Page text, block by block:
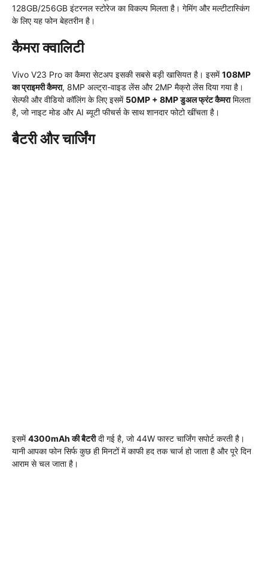
128GB/256GB इंटरनल स्टोरेज का विकल्प मिलता है। गेमिंग और मल्टीटास्किंग
के लिए यह फोन बेहतरीन है।
कैमरा क्वालिटी
Vivo V23 Pro का कैमरा सेटअप इसकी सबसे बड़ी खासियत है। इसमें108MP
का प्राइमरी कैमरा, 8MP अल्ट्रा-वाइड लेंस और 2MP मैक्रो लेंस दिया गया है।
सेल्फी और वीडियो कॉलिंग के लिए इसमें 50MP + 8MP डुअल फ्रंट कैमरामिलता
है, जो नाइट मोड और AI ब्यूटी फीचर्स के साथ शानदार फोटो खींचता है।
बैटरी और चार्जिंग
इसमें4300mAh की बैटरीदी गई है, जो 44W फास्ट चार्जिंग सपोर्ट करती है।
यानी आपका फोन सिर्फ कुछ ही मिनटों में काफी हद तक चार्ज हो जाता है और पूरे दिन
आराम से चल जाता है।